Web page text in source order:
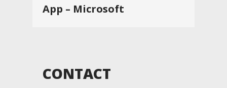
App – Microsoft
CONTACT